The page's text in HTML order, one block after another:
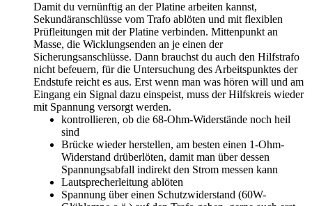
Damit du vernünftig an der Platine arbeiten kannst,
Sekundäranschlüsse vom Trafo ablöten und mit flexiblen
Prüfleitungen mit der Platine verbinden. Mittenpunkt an
Masse, die Wicklungsenden an je einen der
Sicherungsanschlüsse. Dann brauchst du auch den Hilfstrafo
nicht befeuern, für die Untersuchung des Arbeitspunktes der
Endstufe reicht es aus. Erst wenn man was hören will und am
Eingang ein Signal dazu einspeist, muss der Hilfskreis wieder
mit Spannung versorgt werden.
kontrollieren, ob die 68-Ohm-Widerstände noch heil
sind
Brücke wieder herstellen, am besten einen 1-Ohm-
Widerstand drüberlöten, damit man über dessen
Spannungsabfall indirekt den Strom messen kann
Lautsprecherleitung ablöten
Spannung über einen Schutzwiderstand (60W-